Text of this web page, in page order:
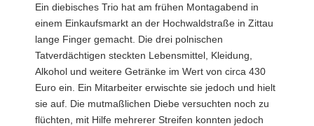
Ein diebisches Trio hat am frühen Montagabend in
einem Einkaufsmarkt an der Hochwaldstraße in Zittau
lange Finger gemacht. Die drei polnischen
Tatverdächtigen steckten Lebensmittel, Kleidung,
Alkohol und weitere Getränke im Wert von circa 430
Euro ein. Ein Mitarbeiter erwischte sie jedoch und hielt
sie auf. Die mutmaßlichen Diebe versuchten noch zu
flüchten, mit Hilfe mehrerer Streifen konnten jedoch